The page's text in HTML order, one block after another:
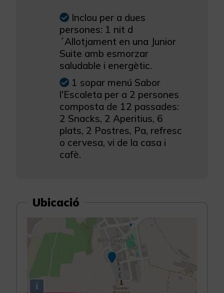
Inclou per a dues
persones: 1 nit d
´Allotjament en una Junior
Suite amb esmorzar
saludable i energètic.
1 sopar menú Sabor
l'Escaleta per a 2 persones
composta de 12 passades:
2 Snacks, 2 Aperitius, 6
plats, 2 Postres, Pa, refresc
o cervesa, vi de la casa i
cafè.
Ubicació
i